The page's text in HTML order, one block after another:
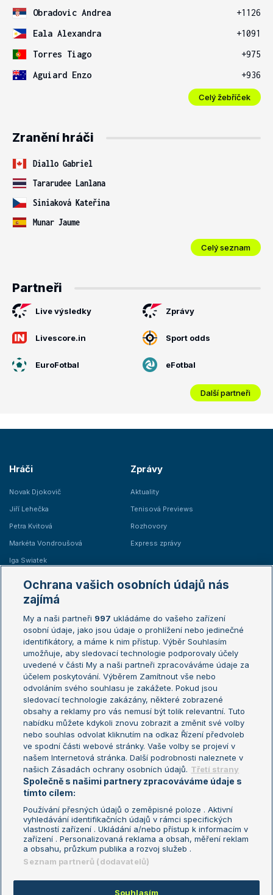
Obradovic Andrea
+1126
Eala Alexandra
+1091
Torres Tiago
+975
Aguiard Enzo
+936
Celý žebříček
Zranění hráči
Diallo Gabriel
Tararudee Lanlana
Siniaková Kateřina
Munar Jaume
Celý seznam
Partneři
Live výsledky Zprávy
Livescore.in Sport odds
EuroFotbal eFotbal
Další partneři
Hráči
Novak Djokovič
Jiří Lehečka
Petra Kvitová
Markéta Vondroušová
Iga Swiatek
Zprávy
Aktuality
Tenisová Previews
Rozhovory
Express zprávy
Žebříčky
Žebříček ATP (muži)
Žebříček WTA (ženy)
Sázkařský žebříček
Australian Open
French Open
Wimbledon
US Open
Turnaj mistrů
Turnaj mistryň
Aktualní trendy
Fotbalové přestupy
Livesport Daily
LS Prague Open
Podmínky užití
Nastavení soukromí
GDPR a žurnalistika
Reklama
Kontakt
Informace o zpracování osobních
údajů
Ochrana vašich osobních údajů nás
zajímá
My a naši partneři 997 ukládáme do vašeho zařízení
osobní údaje, jako jsou údaje o prohlížení nebo jedinečné
identifikátory, a máme k nim přístup. Výběr Souhlasím
umožňuje, aby sledovací technologie podporovaly účely
uvedené v části My a naši partneři zpracováváme údaje za
účelem poskytování. Výběrem Zamítnout vše nebo
odvoláním svého souhlasu je zakážete. Pokud jsou
sledovací technologie zakázány, některé zobrazené
obsahy a reklamy pro vás nemusí být tolik relevantní. Tuto
nabídku můžete kdykoli znovu zobrazit a změnit své volby
nebo souhlas odvolat kliknutím na odkaz Řízení předvoleb
ve spodní části webové stránky. Vaše volby se projeví v
našem Internetová stránka. Další podrobnosti naleznete v
našich Zásadách ochrany osobních údajů. Třetí strany
Společně s našimi partnery zpracováváme údaje s
tímto cílem:
Používání přesných údajů o zeměpisné poloze . Aktivní
vyhledávání identifikačních údajů v rámci specifických
vlastností zařízení . Ukládání a/nebo přístup k informacím v
zařízení . Personalizovaná reklama a obsah, měření reklam
a obsahu, průzkum publika a rozvoj služeb .
Seznam partnerů (dodavatelů)
Souhlasím